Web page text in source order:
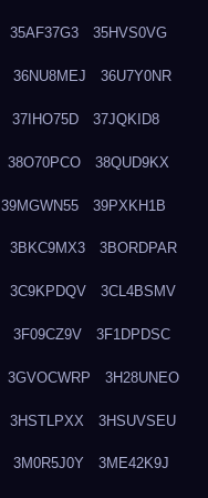
35AF37G3 35HVS0VG
36NU8MEJ 36U7Y0NR
37IHO75D 37JQKID8
38O70PCO 38QUD9KX
39MGWN55 39PXKH1B
3BKC9MX3 3BORDPAR
3C9KPDQV 3CL4BSMV
3F09CZ9V 3F1DPDSC
3GVOCWRP 3H28UNEO
3HSTLPXX 3HSUVSEU
3M0R5J0Y 3ME42K9J